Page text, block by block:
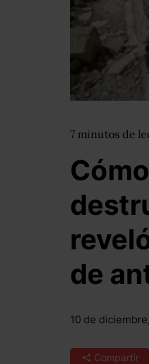
7 minutos de
de
10 de
Compartir